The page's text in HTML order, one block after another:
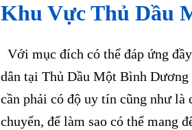
Khu Vực Thủ Dầu
Với mục đích có thể đáp ứng
dân tại Thủ Dầu Một Bình
cần phải có độ uy tín cũng như là
chuyển, để làm sao có thể mang